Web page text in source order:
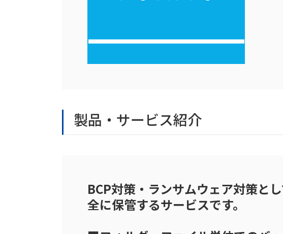
製品・サービス紹介
BCP対策・ランサムウェア対策と
全に保管するサービスです。